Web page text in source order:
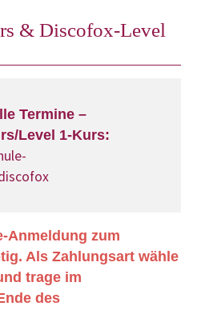
& Discofox-Level
Termine –
Level 1-Kurs:
Anmeldung zum
Als Zahlungsart wähle
trage im
des